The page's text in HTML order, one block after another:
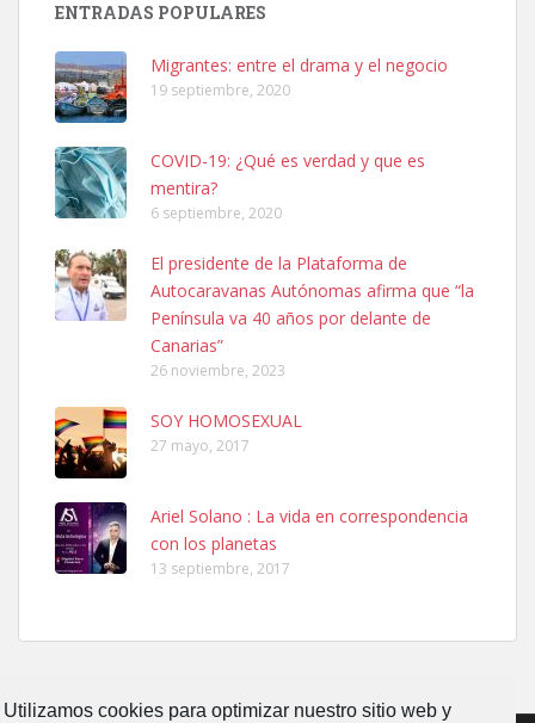
Utilizamos cookies para optimizar nuestro sitio web y
Leales.org » Gran Canaria
Ninfa perdida
El día 5 se los perdió una ninfa papillera, asustada tiene miedo a la
calle, se perdió por la zon...
Leales.org » Gran Canaria
6.7.2025
Adopcion
Busco casa de acogida para mi perrita ya que por temas de trabajo
no la puedo tener. Solo gente r...
ENTRADAS POPULARES
Migrantes: entre el drama y el negocio
19 septiembre, 2020
COVID-19: ¿Qué es verdad y que es
mentira?
6 septiembre, 2020
El presidente de la Plataforma de
Autocaravanas Autónomas afirma que “la
Península va 40 años por delante de
Canarias”
26 noviembre, 2023
SOY HOMOSEXUAL
27 mayo, 2017
Ariel Solano : La vida en correspondencia
con los planetas
13 septiembre, 2017